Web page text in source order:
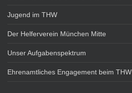
Jugend im THW
Der Helferverein München Mitte
Unser Aufgabenspektrum
Ehrenamtliches Engagement beim THW